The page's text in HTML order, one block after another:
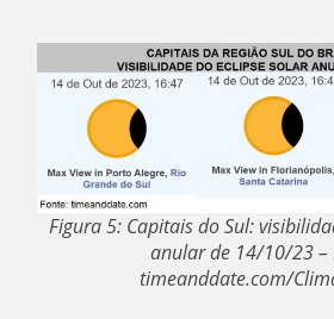
Figura 5: Capitais do Sul:
anular de 14/10/23 –
timeanddate.com/